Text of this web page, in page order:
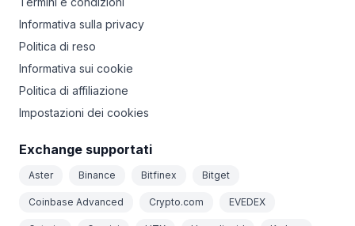
Informativa sulla privacy
Politica di reso
Informativa sui cookie
Politica di affiliazione
Impostazioni dei cookies
Exchange supportati
Aster Binance Bitfinex Bitget
Coinbase Advanced Crypto.com EVEDEX